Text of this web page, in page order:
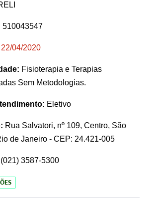
510043547
22/04/2020
Fisioterapia e Terapias
Sem Metodologias.
Eletivo
Rua Salvatori, nº 109, Centro, São
de Janeiro - CEP: 24.421-005
(021) 3587-5300